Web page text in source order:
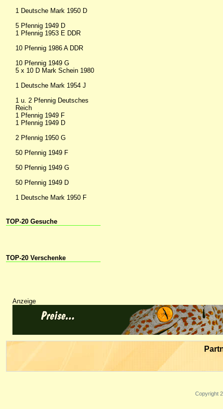
1 Deutsche Mark 1950 D
5 Pfennig 1949 D
1 Pfennig 1953 E DDR
10 Pfennig 1986 A DDR
10 Pfennig 1949 G
5 x 10 D Mark Schein 1980
1 Deutsche Mark 1954 J
1 u. 2 Pfennig Deutsches
Reich
1 Pfennig 1949 F
1 Pfennig 1949 D
2 Pfennig 1950 G
50 Pfennig 1949 F
50 Pfennig 1949 G
50 Pfennig 1949 D
1 Deutsche Mark 1950 F
TOP-20 Gesuche
TOP-20 Verschenke
Anzeige
Copyright